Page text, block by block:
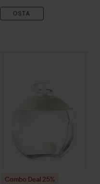
OSTA
Combo Deal 25%